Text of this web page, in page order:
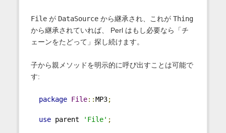
Fileが DataSourceから継承され、これが Thing
から継承されていれば、 Perl はもし必要なら「チ
ェーンをたどって」探し続けます。
子から親メソッドを明示的に呼び出すことは可能で
す:
package File::MP3;
use parent 'File' ;